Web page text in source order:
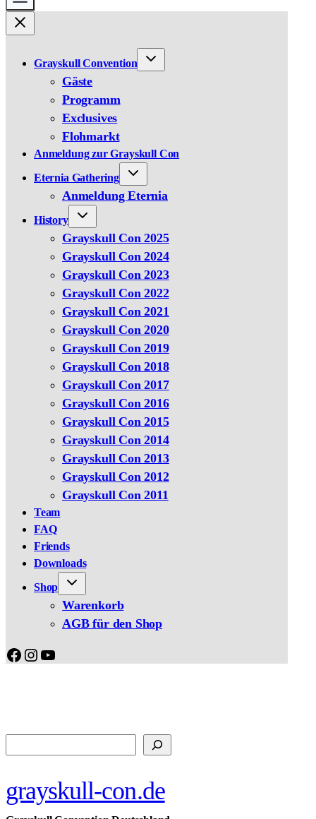
Grayskull Convention
Gäste
Programm
Exclusives
Flohmarkt
Anmeldung zur Grayskull Con
Eternia Gathering
Anmeldung Eternia
History
Grayskull Con 2025
Grayskull Con 2024
Grayskull Con 2023
Grayskull Con 2022
Grayskull Con 2021
Grayskull Con 2020
Grayskull Con 2019
Grayskull Con 2018
Grayskull Con 2017
Grayskull Con 2016
Grayskull Con 2015
Grayskull Con 2014
Grayskull Con 2013
Grayskull Con 2012
Grayskull Con 2011
Team
FAQ
Friends
Downloads
Shop
Warenkorb
AGB für den Shop
Facebook
Instagram
YouTube
grayskull-con.de